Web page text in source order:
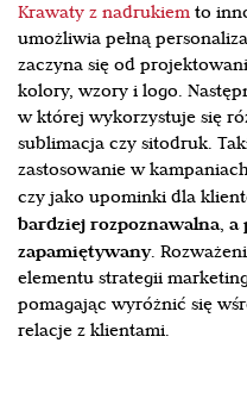
Krawaty z nadrukiemto
umożliwia pełną
zaczyna się od
kolory, wzory i logo.
w której wykorzystuje się
sublimacja czy sitodruk.
zastosowanie w
czy jako upominki dla
bardziej rozpoznawalna,
zapamiętywany.
elementu strategii
pomagając wyróżnić się
relacje z klientami.